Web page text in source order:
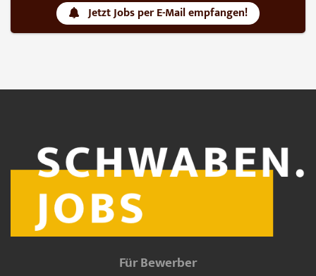
Jetzt Jobs per E-Mail empfangen!
Für Bewerber